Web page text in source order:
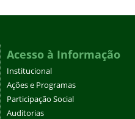
Acesso à Informação
Institucional
Ações e Programas
Participação Social
Auditorias